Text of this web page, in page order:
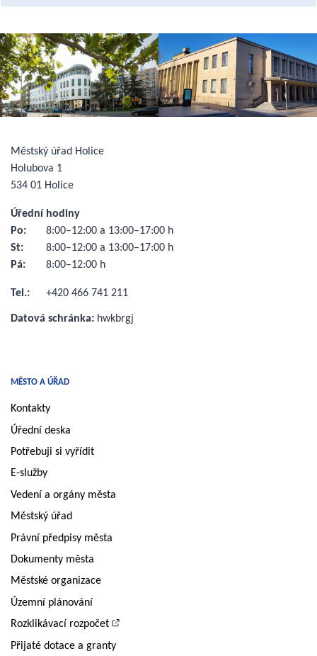
MĚSTO A ÚŘAD
Kontakty
Úřední deska
Potřebuji si vyřídit
E-služby
Vedení a orgány města
Městský úřad
Právní předpisy města
Dokumenty města
Městské organizace
Územní plánování
Rozklikávací rozpočet
Přijaté dotace a granty
Městský úřad Holice
Holubova 1
534 01 Holice
Úřední hodiny
Po:
8:00–12:00 a 13:00–17:00 h
St:
8:00–12:00 a 13:00–17:00 h
Pá:
8:00–12:00 h
Tel.: +420 466 741 211
Datová schránka: hwkbrgj